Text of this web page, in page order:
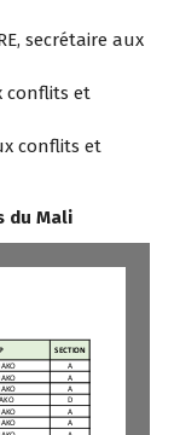
secrétaire aux
conflits et
conflits et
du Mali